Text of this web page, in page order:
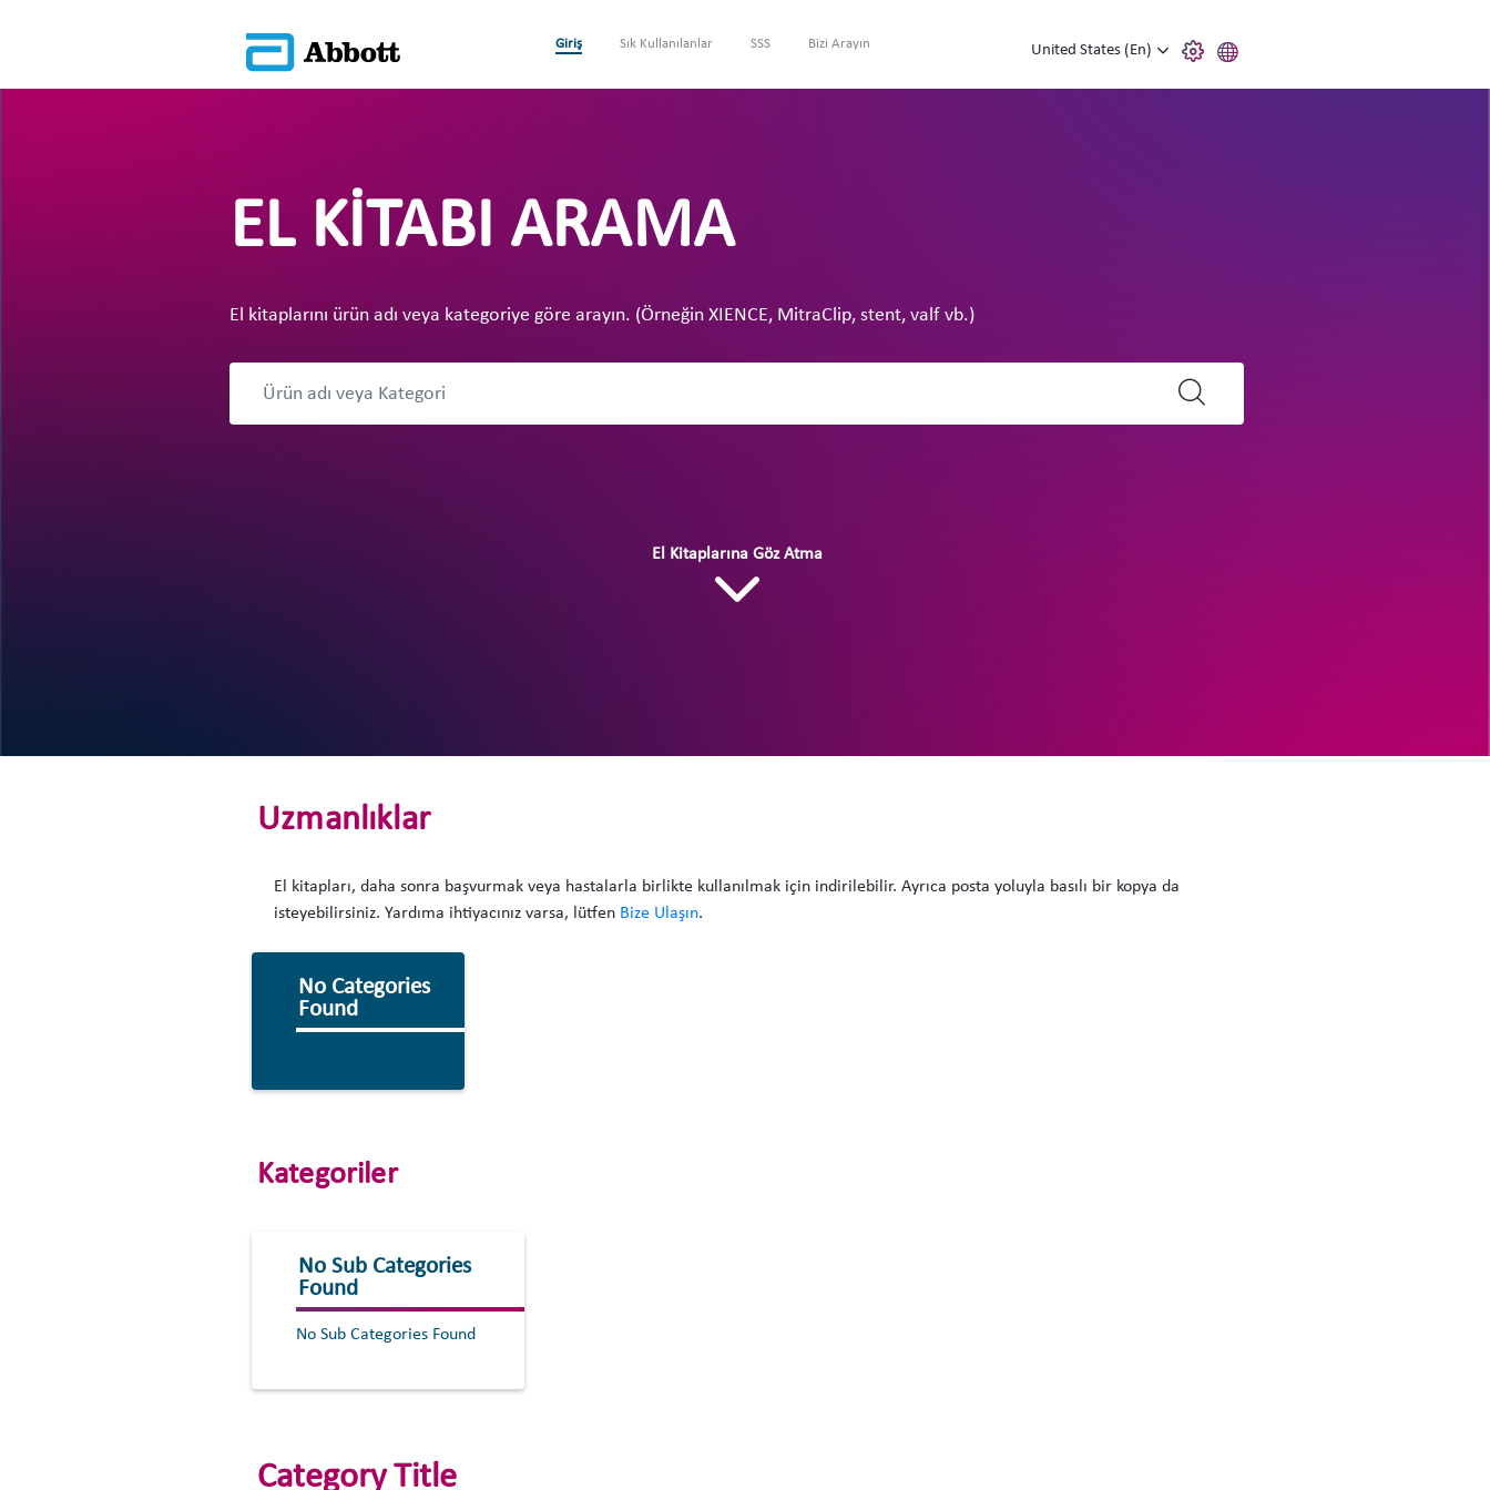
Giriş Sık Kullanılanlar SSS Bizi Arayın United States (En)
EL KITABI ARAMA
El kitaplarını ürün adı veya kategoriye göre arayın. (Örneğin XIENCE, MitraClip, stent, valf vb.)
El Kitaplarına Göz Atma
Uzmanlıklar
El kitapları, daha sonra başvurmak veya hastalarla birlikte kullanılmak için indirilebilir. Ayrıca posta yoluyla basılı bir kopya da
isteyebilirsiniz. Yardıma ihtiyacınız varsa, lütfen Bize Ulaşın.
No Categories
Found
Kategoriler
No Sub Categories
Found
No Sub Categories Found
Category Title